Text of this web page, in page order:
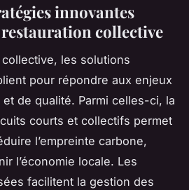
innovantes
collective
les solutions
pour répondre aux enjeux
de qualité. Parmi celles-ci, la
courts et collectifs permet
l’empreinte carbone,
l’économie locale. Les
facilitent la gestion des